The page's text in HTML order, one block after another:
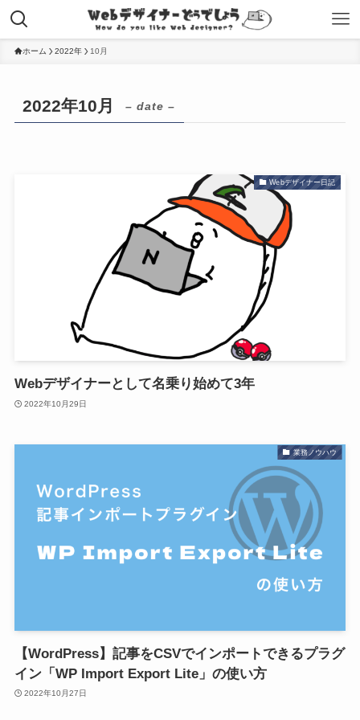
ホーム 2022年 10月
2022年10月 – date –
Webデザイナー日記
Webデザイナーとして名乗り始めて3年
2022年10月29日
業務ノウハウ
【WordPress】記事をCSVでインポートできるプラグ
イン「WP Import Export Lite」の使い方
2022年10月27日